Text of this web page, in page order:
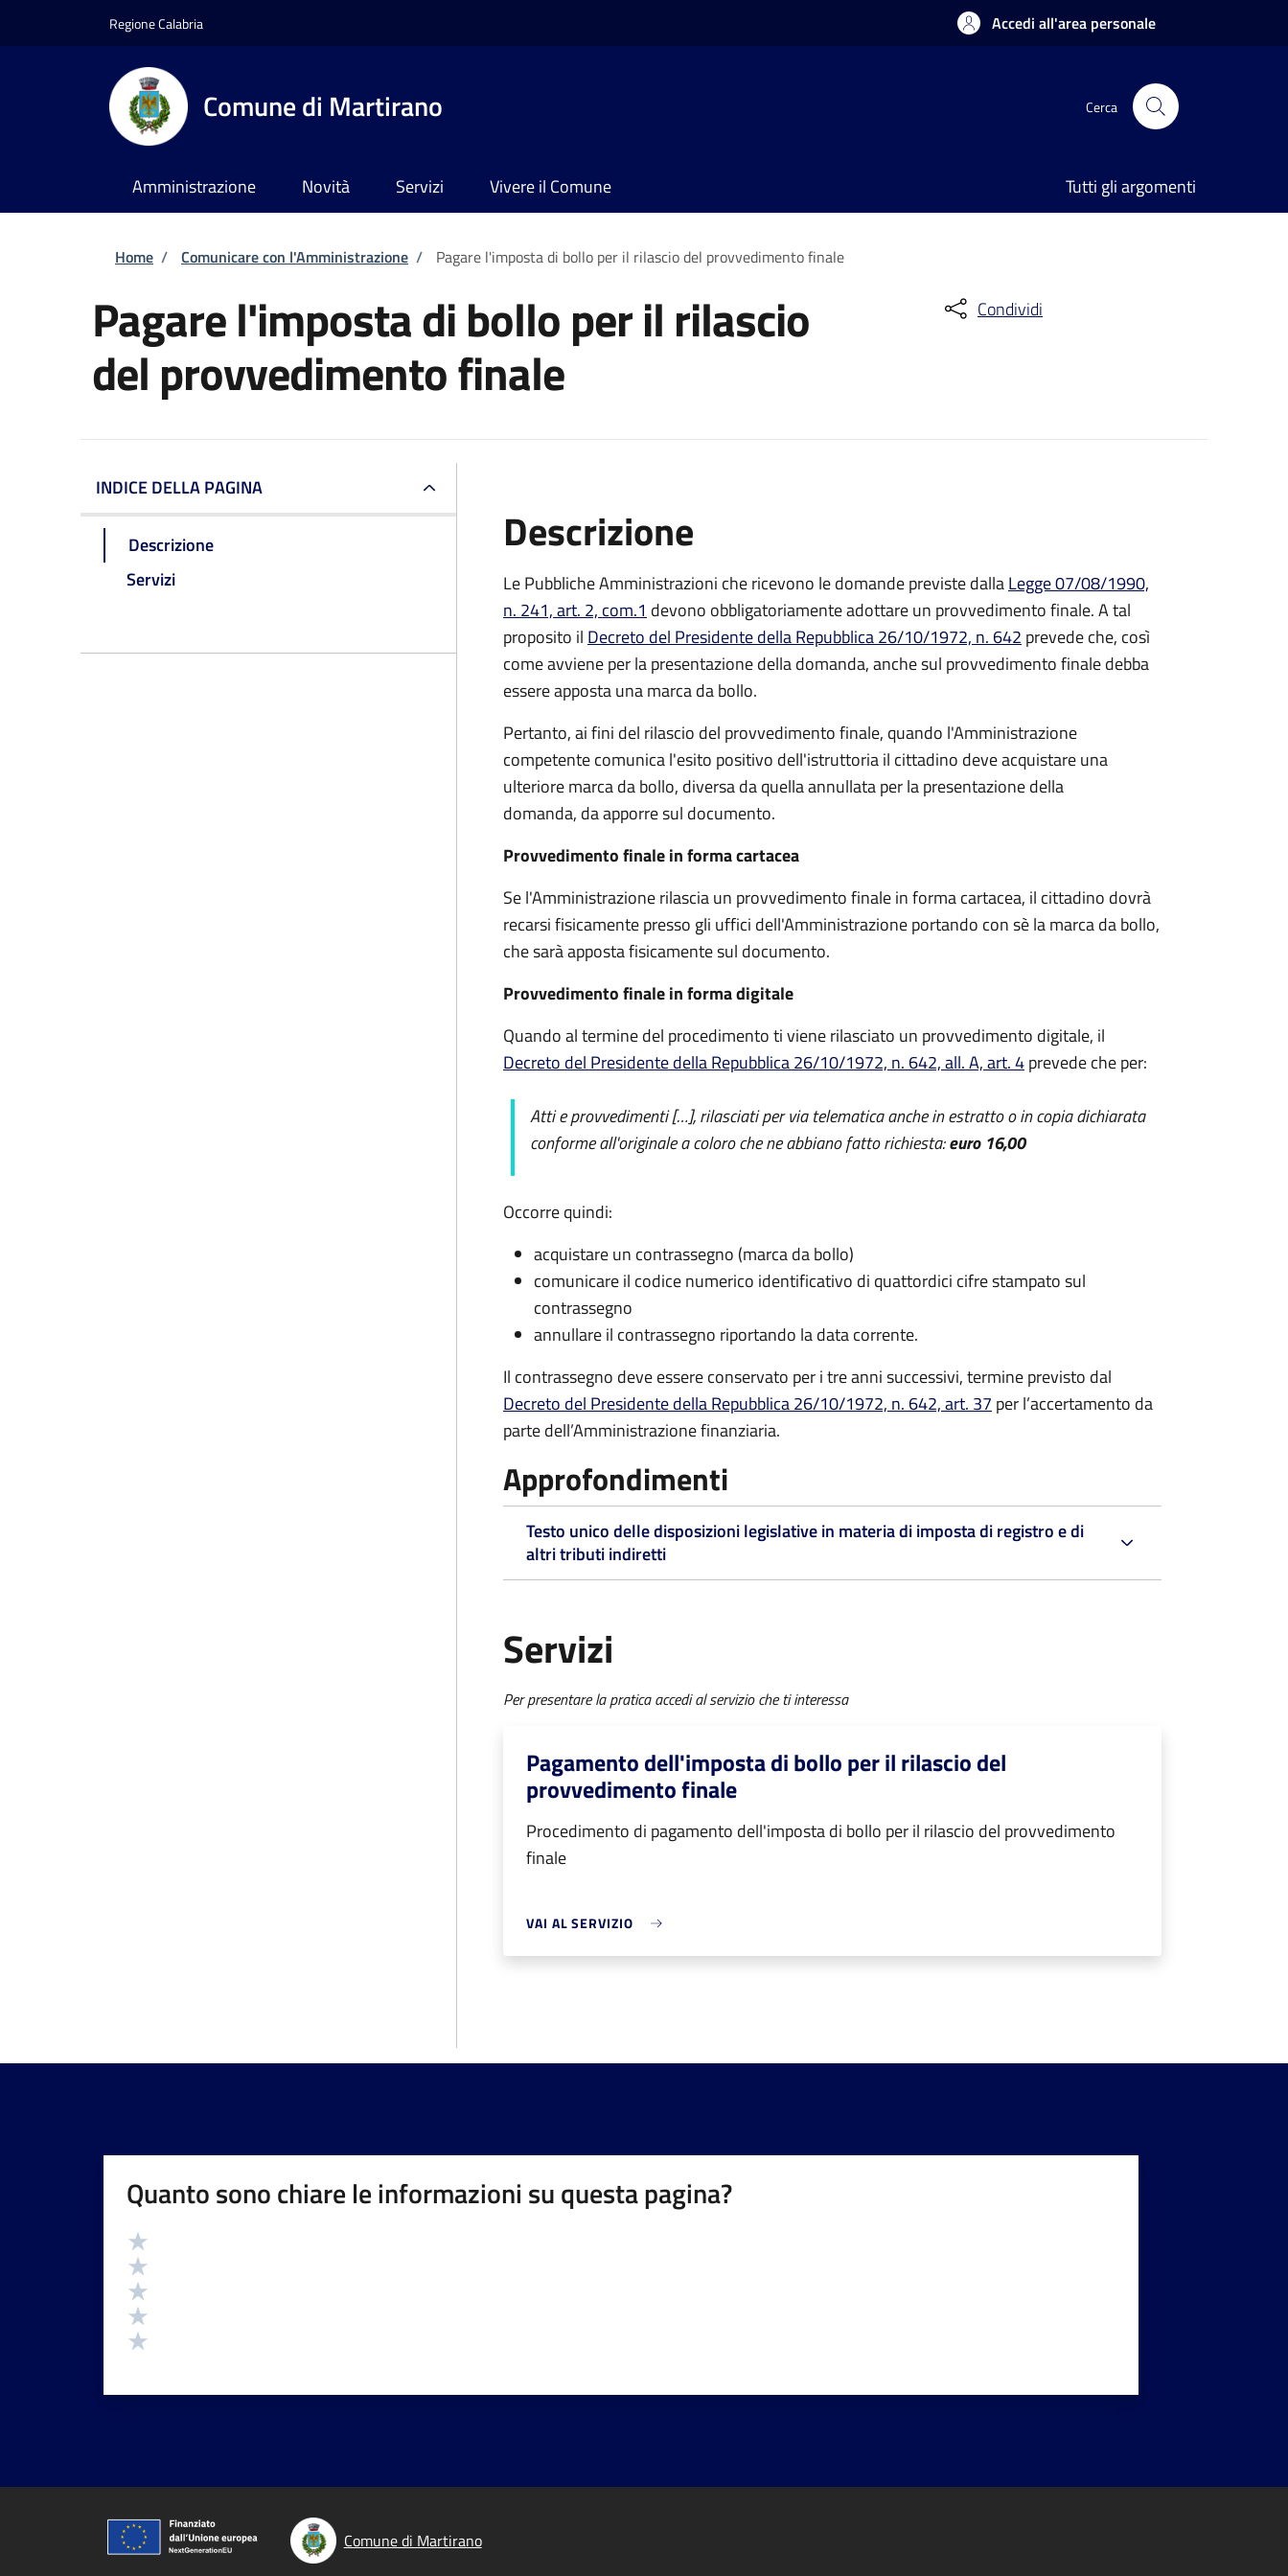
Regione Calabria Accedi all'area personale
Comune di Martirano Cerca
Amministrazione Novità Servizi Vivere il Comune Tutti gli argomenti
Briciole di pane
Home / Comunicare con l'Amministrazione / Pagare l'imposta di bollo per il rilascio del provvedimento finale
Pagare l'imposta di bollo per il rilascio
del provvedimento finale
Condividi
INDICE DELLA PAGINA
Descrizione
Servizi
Descrizione
Le Pubbliche Amministrazioni che ricevono le domande previste dallaLegge 07/08/1990,
n. 241, art. 2, com.1 devono obbligatoriamente adottare un provvedimento finale. A tal
proposito il Decreto del Presidente della Repubblica 26/10/1972, n. 642 prevede che, così
come avviene per la presentazione della domanda, anche sul provvedimento finale debba
essere apposta una marca da bollo.
Pertanto, ai fini del rilascio del provvedimento finale, quando l'Amministrazione
competente comunica l'esito positivo dell'istruttoria il cittadino deve acquistare una
ulteriore marca da bollo, diversa da quella annullata per la presentazione della
domanda, da apporre sul documento.
Provvedimento finale in forma cartacea
Se l'Amministrazione rilascia un provvedimento finale in forma cartacea, il cittadino dovrà
recarsi fisicamente presso gli uffici dell'Amministrazione portando con sè la marca da bollo,
che sarà apposta fisicamente sul documento.
Provvedimento finale in forma digitale
Quando al termine del procedimento ti viene rilasciato un provvedimento digitale, il
Decreto del Presidente della Repubblica 26/10/1972, n. 642, all. A, art. 4prevede che per:
Atti e provvedimenti […], rilasciati per via telematica anche in estratto o in copia dichiarata
conforme all'originale a coloro che ne abbiano fatto richiesta:euro 16,00
Occorre quindi:
acquistare un contrassegno (marca da bollo)
comunicare il codice numerico identificativo di quattordici cifre stampato sul
contrassegno
annullare il contrassegno riportando la data corrente.
Il contrassegno deve essere conservato per i tre anni successivi, termine previsto dal
Decreto del Presidente della Repubblica 26/10/1972, n. 642, art. 37 per l’accertamento da
parte dell’Amministrazione finanziaria.
Approfondimenti
Testo unico delle disposizioni legislative in materia di imposta di registro e di
altri tributi indiretti
Servizi
Per presentare la pratica accedi al servizio che ti interessa
Pagamento dell'imposta di bollo per il rilascio del
provvedimento finale
Procedimento di pagamento dell'imposta di bollo per il rilascio del provvedimento
finale
VAI AL SERVIZIO
Quanto sono chiare le informazioni su questa pagina?
Valutazione
Comune di Martirano